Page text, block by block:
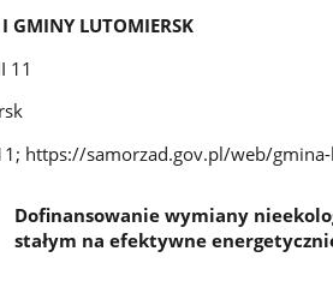
GMINY LUTOMIERSK
11
https://samorzad.gov.pl/web/
Dofinansowanie wymiany
stałym na efektywne